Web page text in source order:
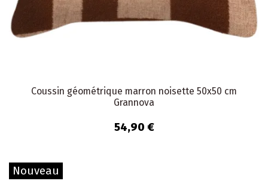
Coussin géométrique marron noisette 50x50 cm
Grannova
54,90 €
Nouveau